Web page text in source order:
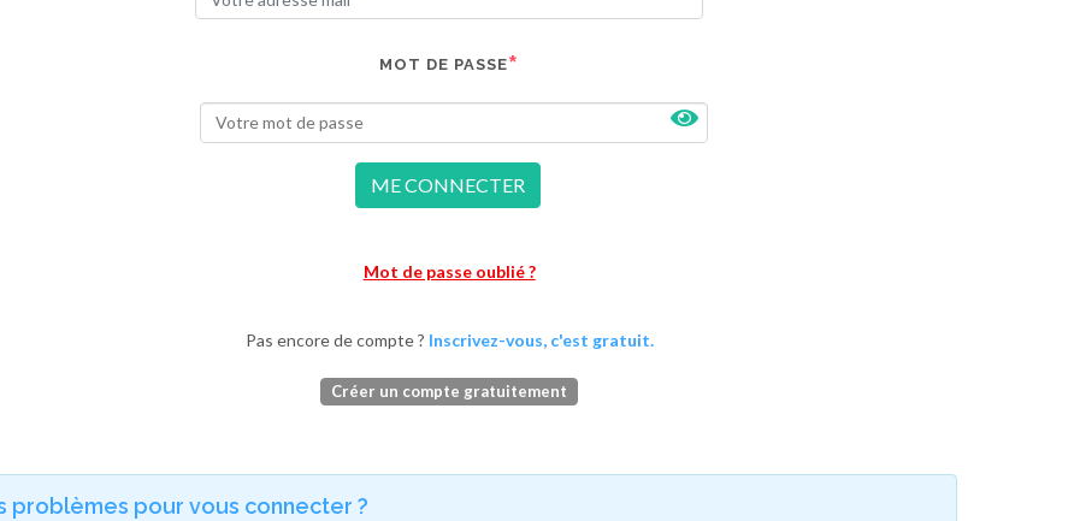
MOT DE PASSE
ME CONNECTER
Mot de passe oublié ?
Pas encore de compte ? Inscrivez-vous, c'est gratuit.
Créer un compte gratuitement
problèmes pour vous connecter ?